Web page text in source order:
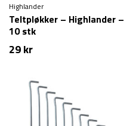
Highlander
Teltpløkker – Highlander –
10 stk
29kr